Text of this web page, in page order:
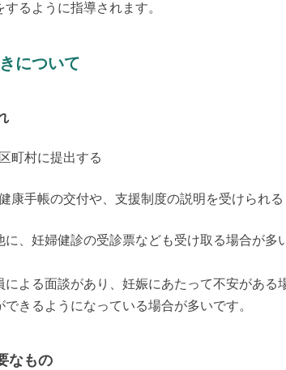
るように指導されます。
について
町村に提出する
康手帳の交付や、支援制度の説明を受けられる
に、妊婦健診の受診票なども受け取る場合が多
による面談があり、妊娠にあたって不安がある
きるようになっている場合が多いです。
なもの